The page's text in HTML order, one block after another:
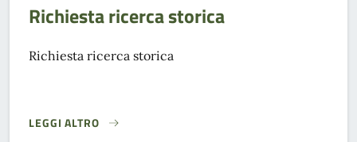
Richiesta ricerca storica
Richiesta ricerca storica
LEGGI ALTRO
RICHIESTA RICERCA STORICA}